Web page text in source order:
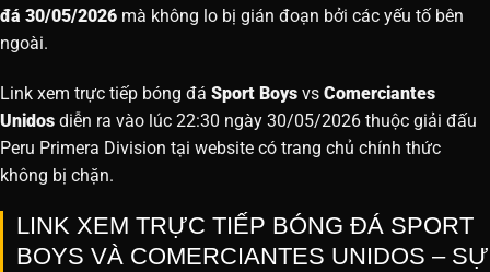
đá 30/05/2026 mà không lo bị gián đoạn bởi các yếu tố bên
ngoài.
Link xem trực tiếp bóng đá Sport Boys vs Comerciantes
Unidos diễn ra vào lúc 22:30 ngày 30/05/2026 thuộc giải đấu
Peru Primera Division tại website có trang chủ chính thức
không bị chặn.
LINK XEM TRỰC TIẾP BÓNG ĐÁ SPORT
BOYS VÀ COMERCIANTES UNIDOS – SỰ